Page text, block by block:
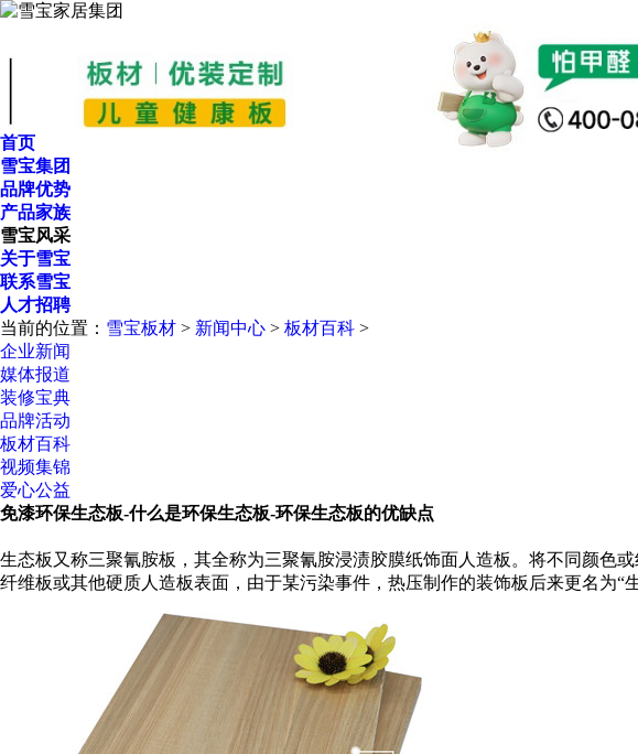
首页
雪宝集团
品牌优势
产品家族
雪宝风采
关于雪宝
联系雪宝
人才招聘
当前的位置： 雪宝板材 > 新闻中心 > 板材百科 >
企业新闻
媒体报道
装修宝典
品牌活动
板材百科
视频集锦
爱心公益
免漆环保生态板-什么是环保生态板-环保生态板的优缺点
生态板又称三聚氰胺板，其全称为三聚氰胺浸渍胶膜纸饰面人造板。将不同颜色
纤维板或其他硬质人造板表面，由于某污染事件，热压制作的装饰板后来更名为“生